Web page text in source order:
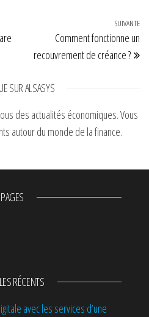
SUIVANTE
Comment fonctionne un
recouvrement de créance ?
SUR ALSASYS
des actualités économiques. Vous
autour du monde de la finance.
PAGES
RÉCENTS
avec les services d’une